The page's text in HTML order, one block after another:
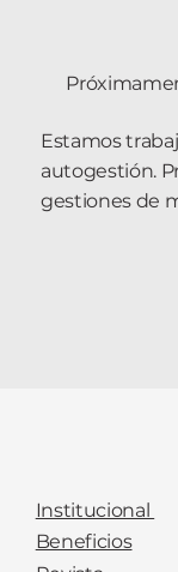
Estamos
autogestión.
gestiones de
Institucional
Beneficios